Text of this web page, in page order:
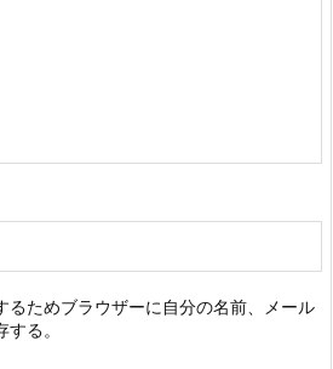
るためブラウザーに自分の名前、メール
る。